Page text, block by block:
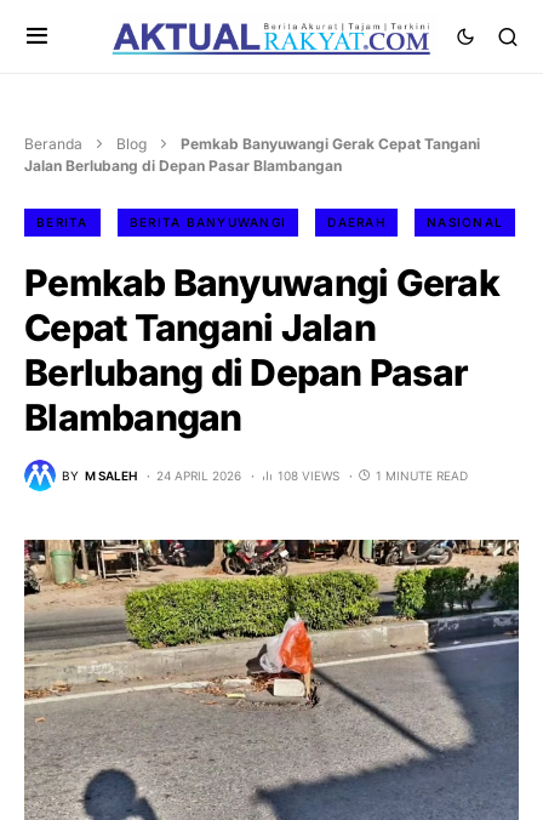
Beranda Blog
Pemkab Banyuwangi Gerak Cepat Tangani
Jalan Berlubang di Depan Pasar Blambangan
BERITA BERITA BANYUWANGI DAERAH NASIONAL
Pemkab Banyuwangi Gerak
Cepat Tangani Jalan
Berlubang di Depan Pasar
Blambangan
BY M SALEH 24 APRIL 2026 108 VIEWS 1 MINUTE READ